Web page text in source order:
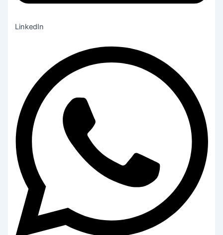
LinkedIn